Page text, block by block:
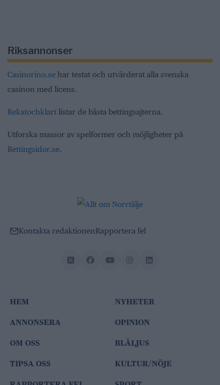
Riksannonser
Casinorino.se har testat och utvärderat alla svenska
casinon med licens.
Rekatochklart listar de bästa bettingsajterna.
Utforska massor av spelformer och möjligheter på
Bettingsidor.se.
Kontakta redaktionenRapportera fel
HEM
ANNONSERA
OM OSS
TIPSA OSS
NYHETER
OPINION
BLÅLJUS
KULTUR/NÖJE